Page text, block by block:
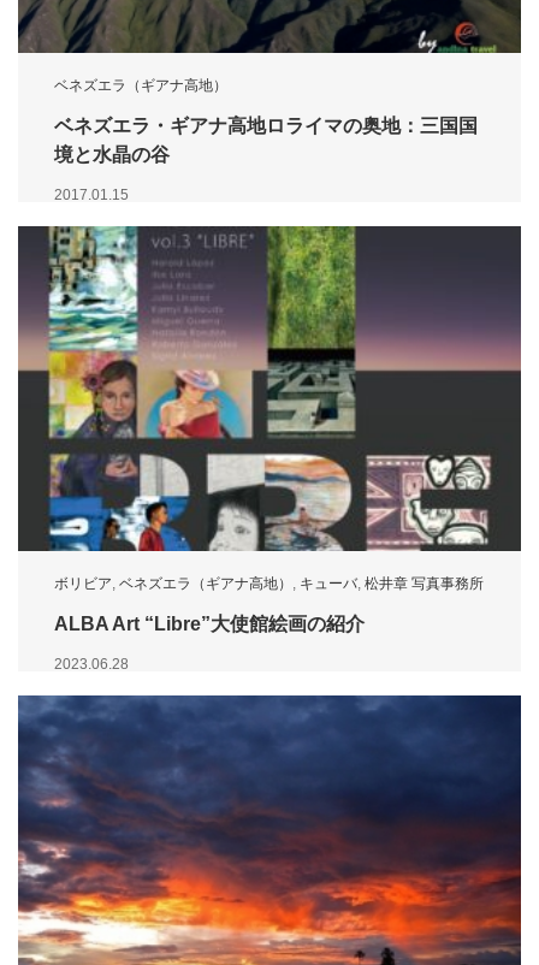
ベネズエラ（ギアナ高地）
ベネズエラ・ギアナ高地ロライマの奥地：三国国
境と水晶の谷
2017.01.15
ボリビア ベネズエラ（ギアナ高地） キューバ, 松井章 写真事務所
ALBA Art “Libre”大使館絵画の紹介
2023.06.28